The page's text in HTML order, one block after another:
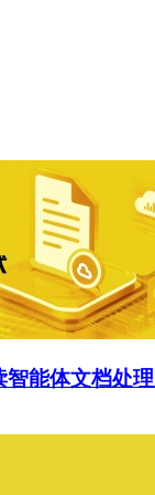
能体文档处